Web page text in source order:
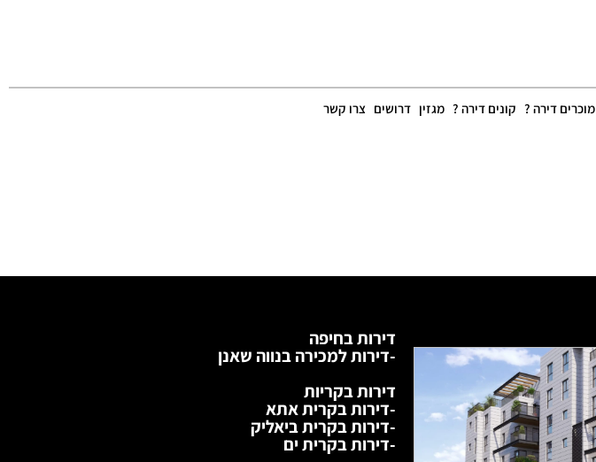
מוכרים דירה ? קונים דירה ? מגזין דרושים צרו קשר
דירות בחיפה
-דירות למכירה בנווה שאנן
דירות בקריות
-דירות בקרית אתא
-דירות בקרית ביאליק
-דירות בקרית ים